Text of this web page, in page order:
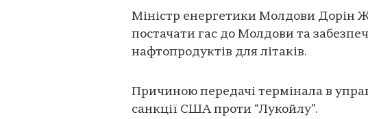
Міністр енергетики Молдови Дорін
постачати гас до Молдови та
нафтопродуктів для літаків.
Причиною передачі термінала в
санкції США проти “Лукойлу”.